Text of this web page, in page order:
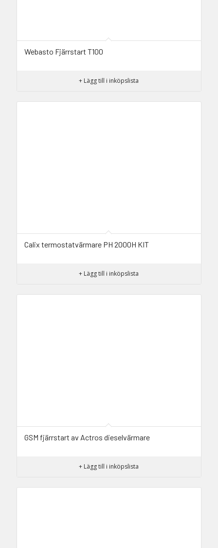
Webasto Fjärrstart T100
+ Lägg till i inköpslista
Calix termostatvärmare PH 2000H KIT
+ Lägg till i inköpslista
GSM fjärrstart av Actros dieselvärmare
+ Lägg till i inköpslista